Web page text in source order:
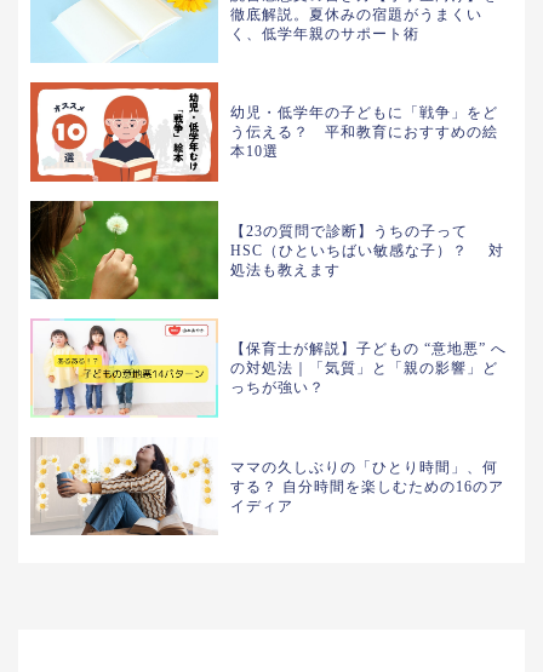
徹底解説。夏休みの宿題がうまくい
く、低学年親のサポート術
幼児・低学年の子どもに「戦争」をど
う伝える？ 平和教育におすすめの絵
本10選
【23の質問で診断】うちの子って
HSC（ひといちばい敏感な子）？ 対
処法も教えます
【保育士が解説】子どもの “意地悪” へ
の対処法｜「気質」と「親の影響」ど
っちが強い？
ママの久しぶりの「ひとり時間」、何
する？ 自分時間を楽しむための16のア
イディア